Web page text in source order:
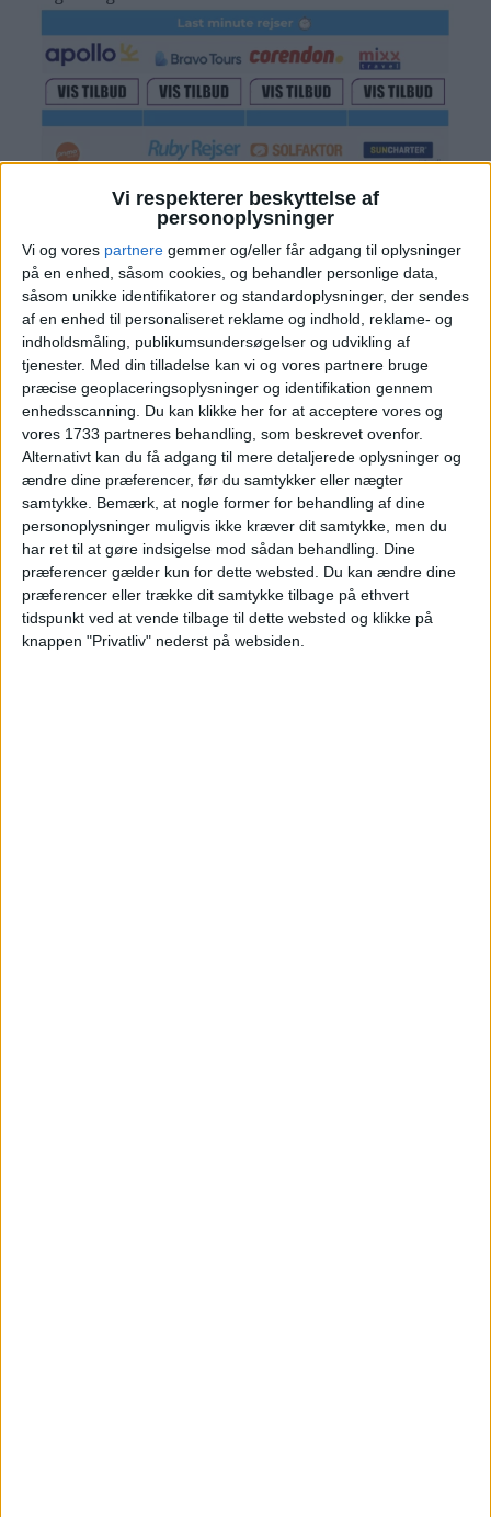
Vi respekterer beskyttelse af
personoplysninger
Vi og vores partnere gemmer og/eller får adgang til oplysninger
på en enhed, såsom cookies, og behandler personlige data,
såsom unikke identifikatorer og standardoplysninger, der sendes
af en enhed til personaliseret reklame og indhold, reklame- og
indholdsmåling, publikumsundersøgelser og udvikling af
tjenester. Med din tilladelse kan vi og vores partnere bruge
præcise geoplaceringsoplysninger og identifikation gennem
enhedsscanning. Du kan klikke her for at acceptere vores og
vores 1733 partneres behandling, som beskrevet ovenfor.
Alternativt kan du få adgang til mere detaljerede oplysninger og
ændre dine præferencer, før du samtykker eller nægter
samtykke. Bemærk, at nogle former for behandling af dine
personoplysninger muligvis ikke kræver dit samtykke, men du
har ret til at gøre indsigelse mod sådan behandling. Dine
præferencer gælder kun for dette websted. Du kan ændre dine
præferencer eller trække dit samtykke tilbage på ethvert
tidspunkt ved at vende tilbage til dette websted og klikke på
knappen "Privatliv" nederst på websiden.
PRISOVERSIGT
KØBENHAVN: 17. – 24. MAJ 2025 (7 NÆTTER)
HOTEL 988,-
FLY 1.287,-
Pris pr. person ved